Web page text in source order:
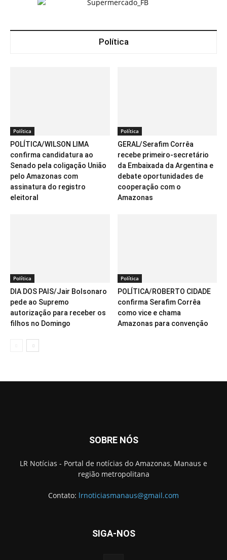
Política
Política
POLÍTICA/WILSON LIMA
confirma candidatura ao
Senado pela coligação União
pelo Amazonas com
assinatura do registro
eleitoral
Política
GERAL/Serafim Corrêa
recebe primeiro-secretário
da Embaixada da Argentina e
debate oportunidades de
cooperação com o
Amazonas
Política
DIA DOS PAIS/Jair Bolsonaro
pede ao Supremo
autorização para receber os
filhos no Domingo
Política
POLÍTICA/ROBERTO CIDADE
confirma Serafim Corrêa
como vice e chama
Amazonas para convenção
SOBRE NÓS
LR Notícias - Portal de notícias do Amazonas, Manaus e
região metropolitana
Contato: lrnoticiasmanaus@gmail.com
SIGA-NOS